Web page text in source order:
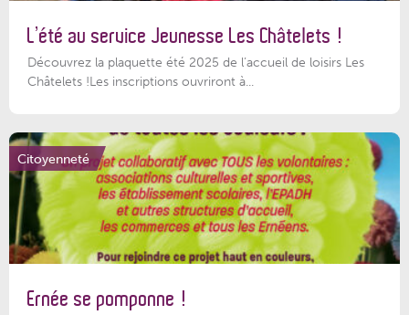
L’été au service Jeunesse Les Châtelets !
Découvrez la plaquette été 2025 de l’accueil de loisirs Les
Châtelets !Les inscriptions ouvriront à...
Citoyenneté
Ernée se pomponne !